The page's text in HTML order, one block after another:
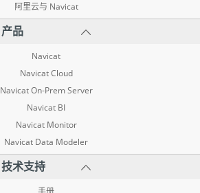
阿里云与 Navicat
产品
Navicat
Navicat Cloud
Navicat On-Prem Server
Navicat BI
Navicat Monitor
Navicat Data Modeler
技术支持